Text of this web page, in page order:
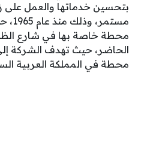
بتحسين خدماتها والعمل على
محطة خاصة بها في شارع
محطة في المملكة العربية